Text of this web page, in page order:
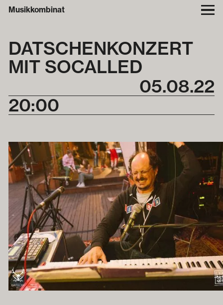
Musikkombinat
DATSCHEN­KONZERT
MIT SOCALLED
05.08.22
20:00